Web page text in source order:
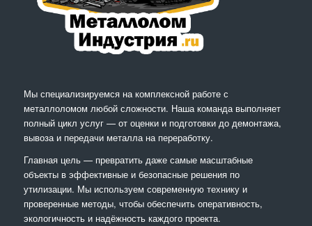
Мы специализируемся на комплексной работе с
металлоломом любой сложности. Наша команда выполняет
полный цикл услуг — от оценки и подготовки до демонтажа,
вывоза и передачи металла на переработку.
Главная цель — превратить даже самые масштабные
объекты в эффективные и безопасные решения по
утилизации. Мы используем современную технику и
проверенные методы, чтобы обеспечить оперативность,
экологичность и надёжность каждого проекта.